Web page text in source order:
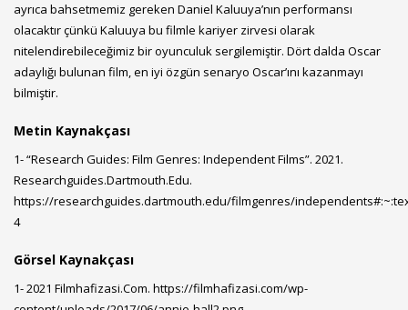
ayrıca bahsetmemiz gereken Daniel Kaluuya’nın performansı
olacaktır çünkü Kaluuya bu filmle kariyer zirvesi olarak
nitelendirebileceğimiz bir oyunculuk sergilemiştir. Dört dalda Oscar
adaylığı bulunan film, en iyi özgün senaryo Oscar’ını kazanmayı
bilmiştir.
Metin Kaynakçası
1- “Research Guides: Film Genres: Independent Films”. 2021.
Researchguides.Dartmouth.Edu.
https://researchguides.dartmouth.edu/filmgenres/
4
Görsel Kaynakçası
1- 2021 Filmhafizasi.Com. https://filmhafizasi.com/wp-